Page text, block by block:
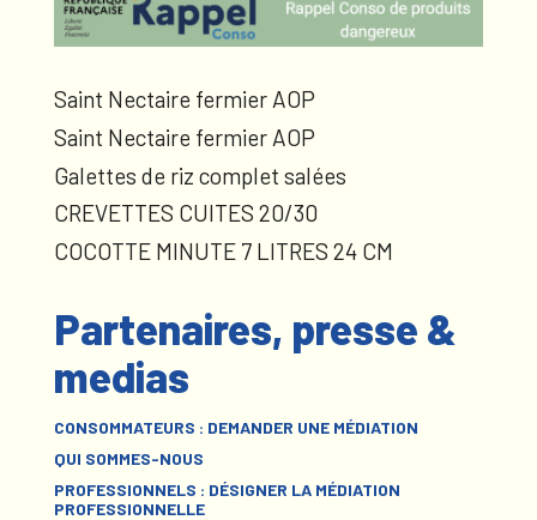
Saint Nectaire fermier AOP
Saint Nectaire fermier AOP
Galettes de riz complet salées
CREVETTES CUITES 20/30
COCOTTE MINUTE 7 LITRES 24 CM
Partenaires, presse &
medias
CONSOMMATEURS : DEMANDER UNE MÉDIATION
QUI SOMMES-NOUS
PROFESSIONNELS : DÉSIGNER LA MÉDIATION
PROFESSIONNELLE